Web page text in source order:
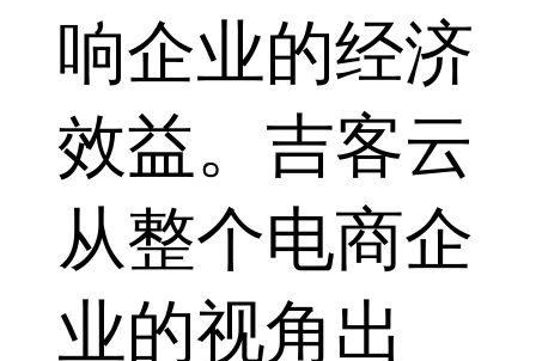
响企业的经济
效益。吉客云
从整个电商企
业的视角出